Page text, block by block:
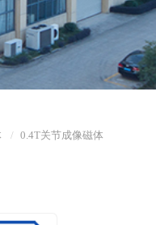
0.4T关节成像磁体